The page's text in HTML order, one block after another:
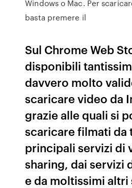
Windows o Mac. Per
basta premere il
Sul Chrome Web
disponibili
davvero molto
scaricare video da
grazie alle quali si
scaricare filmati da
principali servizi di
sharing, dai servizi
e da moltissimi altri